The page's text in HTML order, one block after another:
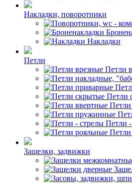
Накладки, поворотники
Накладки
Петли
Петли
Петли
Петли
Петли
Петли
Защелки, задвижки